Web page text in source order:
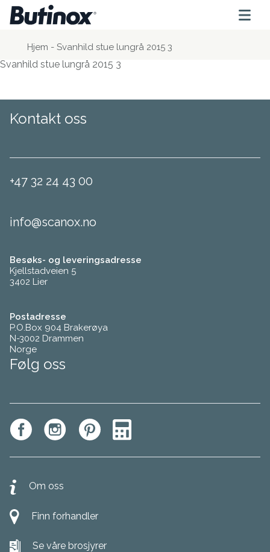
Hjem - Svanhild stue lungrå 2015 3
Svanhild stue lungrå 2015 3
Kontakt oss
+47 32 24 43 00
info@scanox.no
Besøks- og leveringsadresse
Kjellstadveien 5
3402 Lier
Postadresse
P.O.Box 904 Brakerøya
N-3002 Drammen
Norge
Følg oss
Om oss
Finn forhandler
Se våre brosjyrer